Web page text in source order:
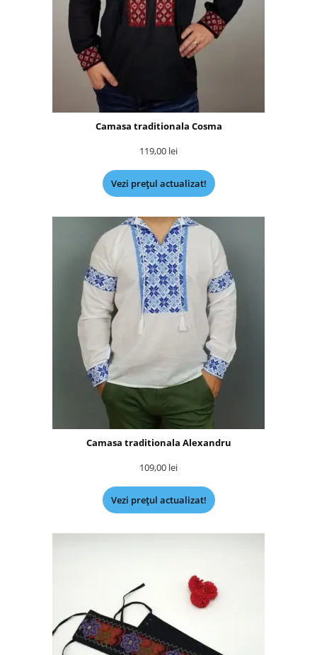
Camasa traditionala Cosma
119,00 lei
Vezi prețul actualizat!
Camasa traditionala Alexandru
109,00 lei
Vezi prețul actualizat!